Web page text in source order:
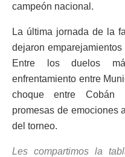
campeón nacional.
La última jornada de la
dejaron
Entre los duelos
enfrentamiento entre
choque entre Cobán
promesas de emociones
del torneo.
Les compartimos la